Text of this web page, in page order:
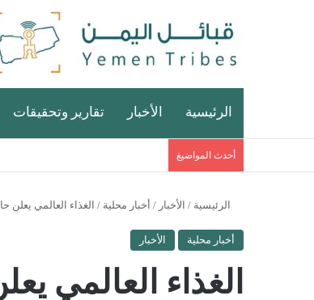
الرئيسية الأخبار تقارير وتحقيقات
أحدث المواضيغ
الرئيسية / الأخبار / أخبار محلية / الغذاء العالمي يعلن حاجته لـ 427 مليون دولار لمواصلة أنشطته
أخبار محلية الأخبار